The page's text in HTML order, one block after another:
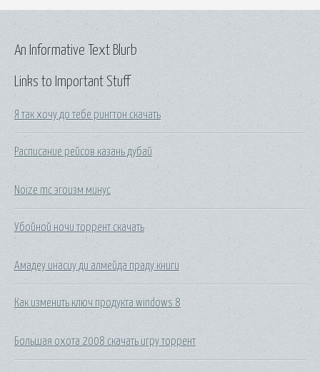
Links to Important Stuff
Я так хочу до тебе рингтон скачать
Расписание рейсов казань дубай
Noize mc эгоизм минус
Убойной ночи торрент скачать
Амадеу инасиу ди алмейда праду книги
Как изменить ключ продукта windows 8
Большая охота 2008 скачать игру торрент
An Informative Text Blurb